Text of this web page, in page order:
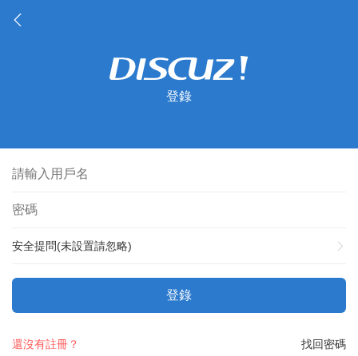
登錄
安全提問(未設置請忽略)
登錄
找回密碼
還沒有註冊？